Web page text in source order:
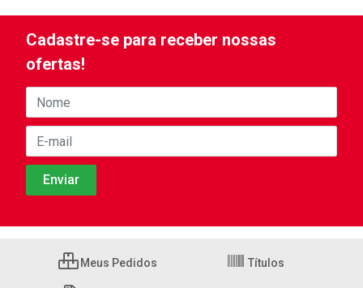
Cadastre-se para receber nossas
ofertas!
Meus Pedidos Títulos